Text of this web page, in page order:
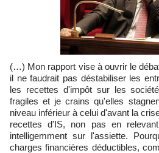
(…) Mon rapport vise à ouvrir le
il ne faudrait pas déstabiliser les
les recettes d'impôt sur les
fragiles et je crains qu'elles
niveau inférieur à celui d'avant la
recettes d'IS, non pas en
intelligemment sur l'assiette.
charges financières déductibles,